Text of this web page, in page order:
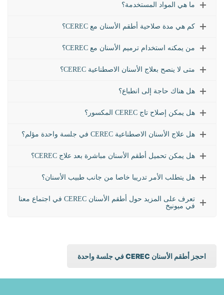
ما هي المواد المستخدمة؟
كم هي مدة صلاحية أطقم الأسنان مع CEREC؟
من يمكنه استخدام ترميم الأسنان مع CEREC؟
متى لا ينصح بعلاج الأسنان الاصطناعية CEREC؟
هل هناك حاجة إلى انطباع؟
هل يمكن إصلاح تاج CEREC المكسور؟
هل علاج الأسنان الاصطناعية CEREC في جلسة واحدة مؤلم؟
هل يمكن تحميل أطقم الأسنان مباشرة بعد علاج CEREC؟
هل يتطلب الأمر تدريبا خاصا من جانب طبيب الأسنان؟
تعرف على المزيد حول أطقم الأسنان CEREC في اجتماع معنا
في ميونيخ
احجز أطقم الأسنان CEREC في جلسة واحدة